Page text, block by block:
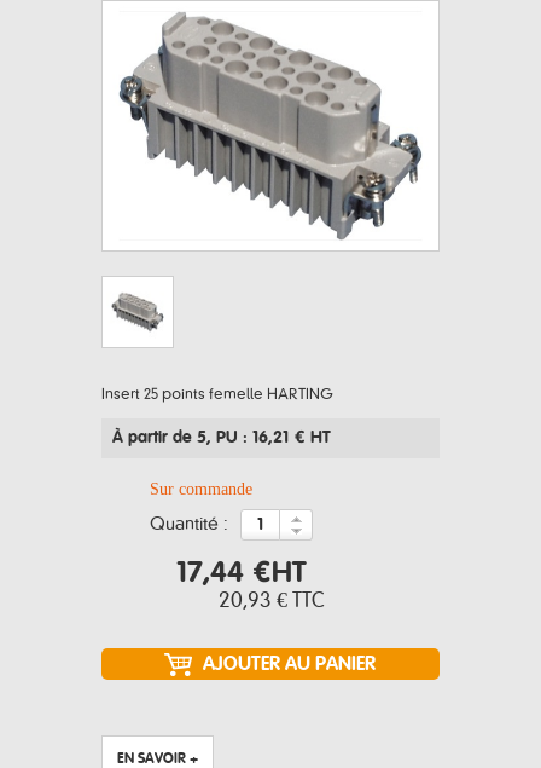
Insert 25 points femelle HARTING
À partir de 5, PU : 16,21 € HT
Sur commande
quantité :
17,44 €HT
20,93 € TTC
EN SAVOIR +